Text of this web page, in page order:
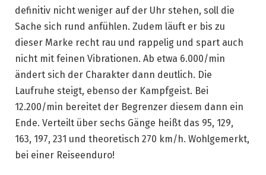
definitiv nicht weniger auf der Uhr stehen, soll die
Sache sich rund anfühlen. Zudem läuft er bis zu
dieser Marke recht rau und rappelig und spart auch
nicht mit feinen Vibrationen. Ab etwa 6.000/min
ändert sich der Charakter dann deutlich. Die
Laufruhe steigt, ebenso der Kampfgeist. Bei
12.200/min bereitet der Begrenzer diesem dann ein
Ende. Verteilt über sechs Gänge heißt das 95, 129,
163, 197, 231 und theoretisch 270 km/h. Wohlgemerkt,
bei einer Reiseenduro!